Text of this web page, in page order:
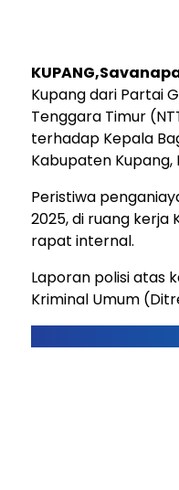
Kupang dari Partai
Tenggara Timur
terhadap Kepala
Kabupaten Kupang,
Peristiwa
2025, di ruang kerja
rapat internal.
Laporan polisi atas
Kriminal Umum